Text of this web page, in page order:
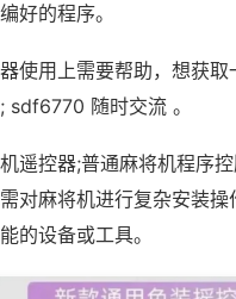
好的程序。
使用上需要帮助，想获取
sdf6770 随时交流 。
遥控器;普通麻将机程序
对麻将机进行复杂安装操
的设备或工具。